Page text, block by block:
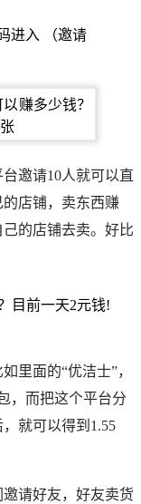
进入 （邀请
邀请10人就可以直
店铺，卖东西赚
的店铺去卖。好比
里面的“优洁士”，
，而把这个平台分
就可以得到1.55
请好友，好友卖货